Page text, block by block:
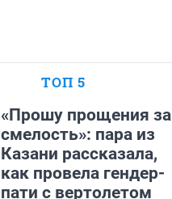
ТОП 5
«Прошу прощения за
смелость»: пара из
Казани рассказала,
как провела гендер-
пати с вертолетом